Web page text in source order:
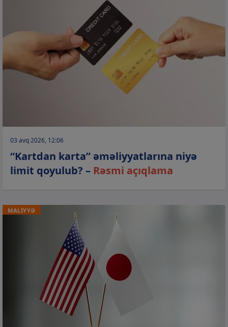
03 avq 2026, 12:06
“Kartdan karta” əməliyyatlarına niyə
limit qoyulub? – Rəsmi açıqlama
MALİYYƏ